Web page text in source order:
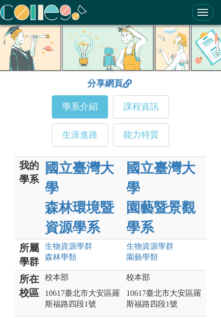
ColleGo! 大學選才與高中育才輔助系統
分享網頁
學系介紹 課程資訊
生涯進路 能力特質
我的
學系
國立臺灣大
學
森林環境暨
資源學系
國立臺灣大
學
園藝暨景觀
學系
所屬
學群
生物資源學群
森林學類
生物資源學群
園藝學類
所在
校區
校本部
10617臺北市大安區羅
斯福路四段1號
校本部
10617臺北市大安區羅
斯福路四段1號